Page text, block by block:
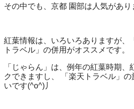
その中でも、京都 園部は人気があり
紅葉情報は、いろいろありますが、
トラベル」の併用がオススメです。
「じゃらん」は、例年の紅葉時期、
クできますし、 「楽天トラベル」
いです(^o^)丿